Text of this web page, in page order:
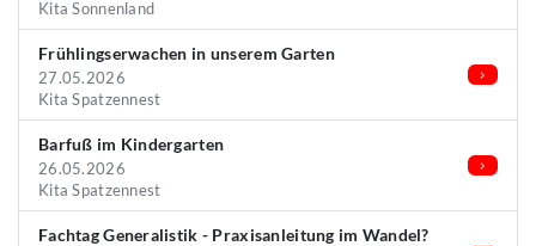
Kita Sonnenland
Frühlingserwachen in unserem Garten
27.05.2026
Kita Spatzennest
Barfuß im Kindergarten
26.05.2026
Kita Spatzennest
Fachtag Generalistik - Praxisanleitung im Wandel?